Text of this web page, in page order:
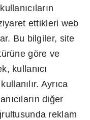
ettikleri web
Bu bilgiler, site
göre ve
kullanıcı
Ayrıca
diğer
reklam